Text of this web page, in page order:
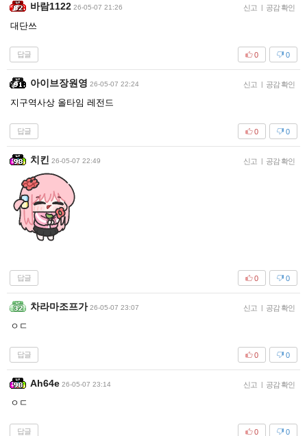
바람1122 26-05-07 21:26 신고 | 공감 확인
대단쓰
답글 0
0
아이브장원영 26-05-07 22:24 신고 | 공감 확인
지구역사상 올타임 레전드
답글 0
0
치킨 26-05-07 22:49 신고 | 공감 확인
답글 0
0
차라마조프가 26-05-07 23:07 신고 | 공감 확인
ㅇㄷ
답글 0
0
Ah64e 26-05-07 23:14 신고 | 공감 확인
ㅇㄷ
답글 0
0